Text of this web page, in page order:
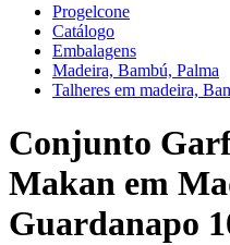
Progelcone
Catálogo
Embalagens
Madeira, Bambú, Palma
Talheres em madeira,
Conjunto
Makan em
Guardanapo